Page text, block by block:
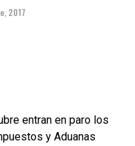
2017
entran en paro los
y Aduanas